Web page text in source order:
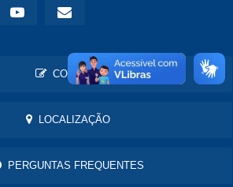
CONTATO
LOCALIZAÇÃO
PERGUNTAS FREQUENTES